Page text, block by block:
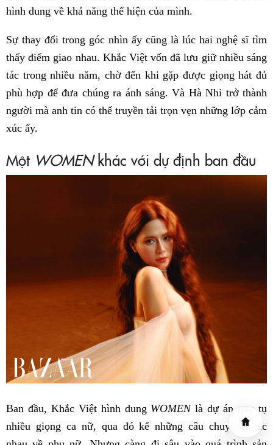
hình dung về khả năng thể hiện của mình.
Sự thay đổi trong góc nhìn ấy cũng là lúc hai nghệ sĩ tìm
thấy điểm giao nhau. Khắc Việt vốn đã lưu giữ nhiều sáng
tác trong nhiều năm, chờ đến khi gặp được giọng hát đủ
phù hợp để đưa chúng ra ánh sáng. Và Hà Nhi trở thành
người mà anh tin có thể truyền tải trọn vẹn những lớp cảm
xúc ấy.
Một WOMENkhác với dự định ban đầu
Ban đầu, Khắc Việt hình dung WOMENlà dự án quy tụ
nhiều giọng ca nữ, qua đó kể những câu chuyện khác